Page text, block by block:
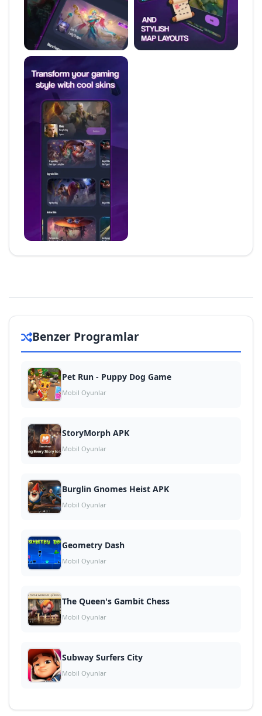
Benzer Programlar
Pet Run - Puppy Dog Game
Mobil Oyunlar
StoryMorph APK
Mobil Oyunlar
Burglin Gnomes Heist APK
Mobil Oyunlar
Geometry Dash
Mobil Oyunlar
The Queen's Gambit Chess
Mobil Oyunlar
Subway Surfers City
Mobil Oyunlar